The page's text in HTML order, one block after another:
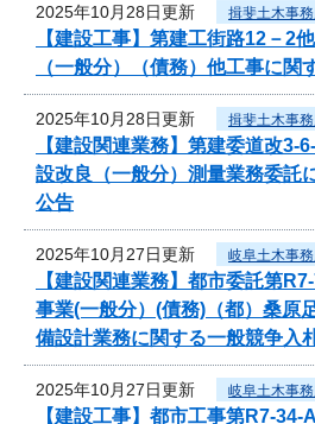
2025年10月28日更新 揖斐土木事
【建設工事】第建工街路12－
（一般分）（債務）他工事に関
2025年10月28日更新 揖斐土木事
【建設関連業務】第建委道改
設改良（一般分）測量業務委託
公告
2025年10月27日更新 岐阜土木事
【建設関連業務】都市委託第
事業(一般分）(債務)（都）桑
備設計業務に関する一般競争入
2025年10月27日更新 岐阜土木事
【建設工事】都市工事第R7-